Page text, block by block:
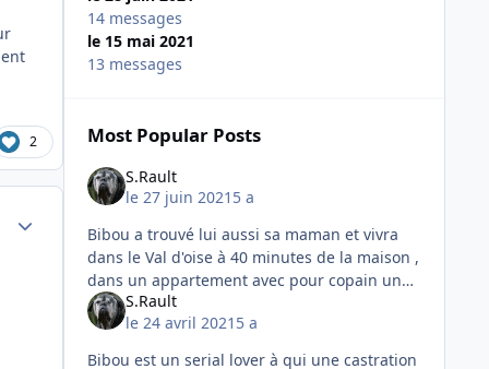
2
14 messages
le 15 mai 2021
13 messages
Most Popular Posts
S.Rault
le 27 juin 2021 5 a
Bibou a trouvé lui aussi sa maman et vivra
dans le Val d'oise à 40 minutes de la maison ,
dans un appartement avec pour copain un
petit mâle chihuahua du même âge et une
dame jeune retraitée.
S.Rault
le 24 avril 2021 5 a
Bibou est un serial lover à qui une castration